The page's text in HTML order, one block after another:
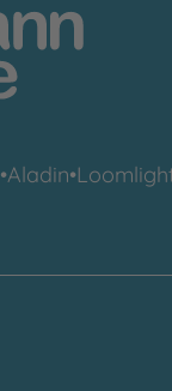
•Aladin•